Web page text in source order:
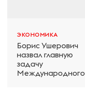
ЭКОНОМИКА
Борис Ушерович
назвал главную
задачу
Международного